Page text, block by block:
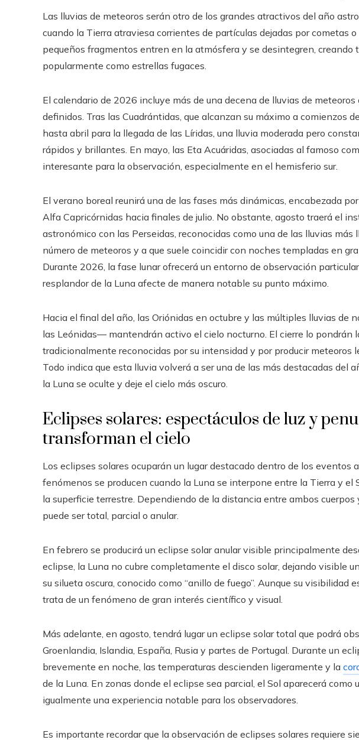
Las lluvias de meteoros serán otro de los grandes atractivos del año
cuando la Tierra atraviesa corrientes de partículas dejadas por cometas
pequeños fragmentos entren en la atmósfera y se desintegren, creando
popularmente como estrellas fugaces.
El calendario de 2026 incluye más de una decena de lluvias de
definidos. Tras las Cuadrántidas, que alcanzan su máximo a comienzos
hasta abril para la llegada de las Líridas, una lluvia moderada pero
rápidos y brillantes. En mayo, las Eta Acuáridas, asociadas al famoso
interesante para la observación, especialmente en el hemisferio sur.
El verano boreal reunirá una de las fases más dinámicas, encabezada
Alfa Capricórnidas hacia finales de julio. No obstante, agosto traerá el
astronómico con las Perseidas, reconocidas como una de las lluvias
número de meteoros y a que suele coincidir con noches templadas en
Durante 2026, la fase lunar ofrecerá un entorno de observación
resplandor de la Luna afecte de manera notable su punto máximo.
Hacia el final del año, las Oriónidas en octubre y las múltiples lluvias de
las Leónidas— mantendrán activo el cielo nocturno. El cierre lo pondrán
tradicionalmente reconocidas por su intensidad y por producir meteoros
Todo indica que esta lluvia volverá a ser una de las más destacadas del
la Luna se oculte y deje el cielo más oscuro.
Eclipses solares: espectáculos de luz y
transforman el cielo
Los eclipses solares ocuparán un lugar destacado dentro de los eventos
fenómenos se producen cuando la Luna se interpone entre la Tierra y el
la superficie terrestre. Dependiendo de la distancia entre ambos
puede ser total, parcial o anular.
En febrero se producirá un eclipse solar anular visible principalmente
eclipse, la Luna no cubre completamente el disco solar, dejando visible
su silueta oscura, conocido como “anillo de fuego”. Aunque su visibilidad
trata de un fenómeno de gran interés científico y visual.
Más adelante, en agosto, tendrá lugar un eclipse solar total que podrá
Groenlandia, Islandia, España, Rusia y partes de Portugal. Durante un
brevemente en noche, las temperaturas descienden ligeramente y la
de la Luna. En zonas donde el eclipse sea parcial, el Sol aparecerá como
igualmente una experiencia notable para los observadores.
Es importante recordar que la observación de eclipses solares requiere